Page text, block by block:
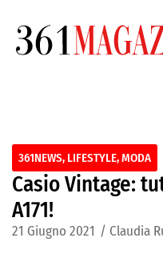
361NEWS, LIFESTYLE,MODA
Casio Vintage:
A171!
21 Giugno 2021 / Claudia